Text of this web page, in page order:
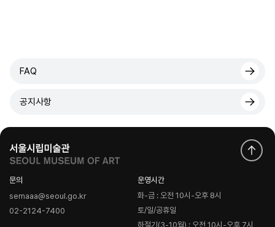
FAQ
공지사항
문의
semaaa@seoul.go.kr
02-2124-7400
운영시간
화-금 : 오전 10시-오후 8시
토/일/공휴일
하절기(3-10월) : 오전 10시-오후 7시